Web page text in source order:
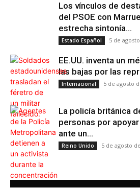
Los vínculos de
del PSOE con
estrecha sintonía...
Estado Español 5 de
EE.UU. inventa un
las bajas por las
Internacional 5 de agosto
La policía británica
personas por
ante un...
Reino Unido 5 de agosto